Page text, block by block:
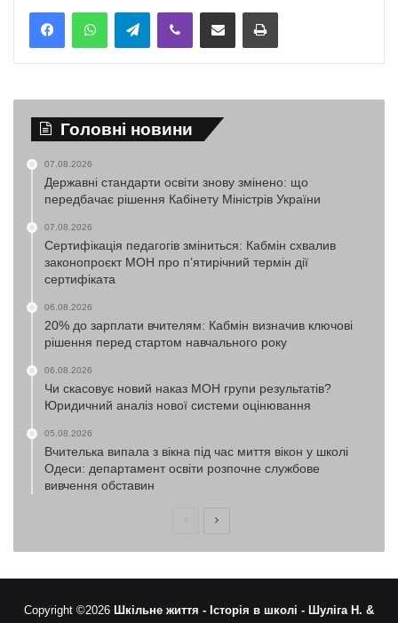
TelegramViber Надіслати електронною поштоюНадрукувати
Головні новини
07.08.2026
Державні стандарти освіти знову змінено: що
передбачає рішення Кабінету Міністрів України
07.08.2026
Сертифікація педагогів зміниться: Кабмін схвалив
законопроєкт МОН про п’ятирічний термін дії
сертифіката
06.08.2026
20% до зарплати вчителям: Кабмін визначив ключові
рішення перед стартом навчального року
06.08.2026
Чи скасовує новий наказ МОН групи результатів?
Юридичний аналіз нової системи оцінювання
05.08.2026
Вчителька випала з вікна під час миття вікон у школі
Одеси: департамент освіти розпочне службове
вивчення обставин
ПопередняНаступна
Copyright ©2026 Шкільне життя - Історія в школі - Шуліга Н. &